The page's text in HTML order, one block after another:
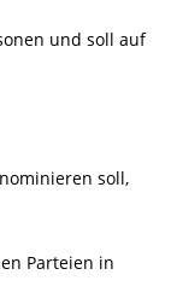
und soll auf
soll,
Parteien in